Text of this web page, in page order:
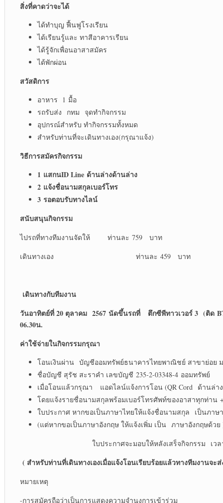
สิ่งที่คาดว่าจะได้
ได้ทำบุญ ฟื้นฟูโรงเรียน
ได้เรียนรู้และ ทาสีอาคารเรียน
ได้รู้จักเพื่อนอาสาสมัคร
ได้พักผ่อน
สวัสดิการ
อาหาร 1 มื้อ
รถรับส่ง กทม จุดทำกิจกรรม
อุปกรณ์สำหรับ ทำกิจกรรมทั้งหมด
สำหรับท่านที่จะเดินทางเอง(กรุณาแจ้ง)
วิธีการสมัครกิจกรรม
1 แสกนID Line ด้านล่างด้านล่าง
2 แจ้งชื่อนามสกุลเบอร์โทร
3 รอตอบรับทางไลน์
สนับสนุนกิจกรรม
ไปรถที่ทางทีมงานจัดให้ ท่านละ 759 บาท
เดินทางเอง ท่านละ 459 บาท
เดินทางกับทีมงาน
วันอาทิตย์ที่ 20 ตุลาคม 2567 นัดขึ้นรถที่ตึกซีพีทาวเวอร์ 3 (ติด
06.30น.
ค่าใช้จ่ายในกิจกรรมกรุณา
โอนเงินผ่าน บัญชีออมทรัพย์ธนาคารไทยพาณิชย์ สาขาย่อย
ชื่อบัญชี สุรัช สะราคำ เลขบัญชี 235-2-03348-4 ออมทรัพย์
เมื่อโอนแล้วกรุณา แอดไลน์แจ้งการโอน (QR Cord ด้านล่า
โดยแจ้งรายชื่อนามสกุลพร้อมเบอร์โทรศัพท์ของอาสาทุกท่าน
ใบประกาศ หากขอเป็นภาษาไทยให้แจ้งชื่อนามสกุล เป็นภาษ
(แต่หากขอเป็นภาษาอังกฤษ ให้แจ้งเพิ่ม เป็น ภาษาอังกฤษด้วย
ใบประกาศจะมอบให้หลังเสร็จกิจกรรม เวลา
( สำหรับท่านที่เดินทางเองเมื่อแจ้งโอนเรียบร้อยแล้วทางทีมงานจะ
หมายเหตุ
-การสมัครถือว่าเป็นการแสดงความจำนงการเข้าร่วม